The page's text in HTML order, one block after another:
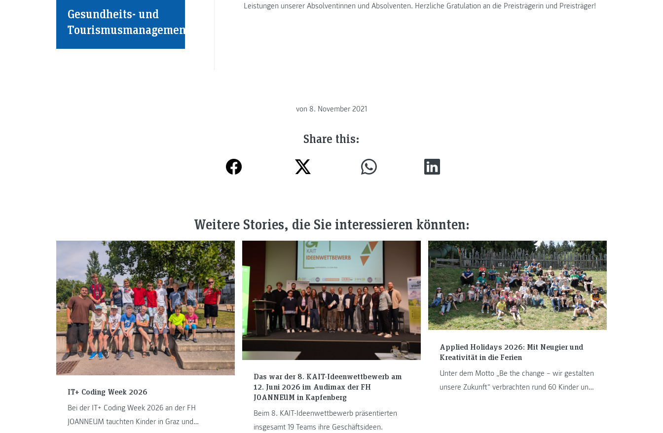
Gesundheits- und
Tourismusmanagement
Leistungen unserer Absolventinnen und Absolventen. Herzliche Gratulation an die Preisträgerin und Preisträger!
von 8. November 2021
Share this:
Weitere Stories, die Sie interessieren könnten:
IT+ Coding Week 2026
Bei der IT+ Coding Week 2026 an der FH
JOANNEUM tauchten Kinder in Graz und
Das war der 8. KAIT-Ideenwettbewerb am
12. Juni 2026 im Audimax der FH
JOANNEUM in Kapfenberg
Beim 8. KAIT-Ideenwettbewerb präsentierten
insgesamt 19 Teams ihre Geschäftsideen.
Applied Holidays 2026: Mit Neugier und
Kreativität in die Ferien
Unter dem Motto „Be the change – wir gestalten
unsere Zukunft“ verbrachten rund 60 Kinder und